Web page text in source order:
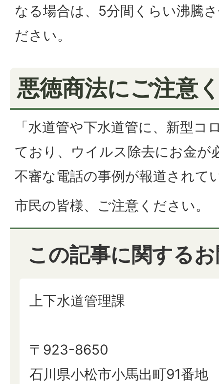
なる場合は、5分間くらい沸騰
ださい。
悪徳商法にご注意
「水道管や下水道管に、新型コ
ており、ウイルス除去にお金が
不審な電話の事例が報道されて
市民の皆様、ご注意ください。
この記事に関する
上下水道管理課
〒923-8650
石川県小松市小馬出町91番地